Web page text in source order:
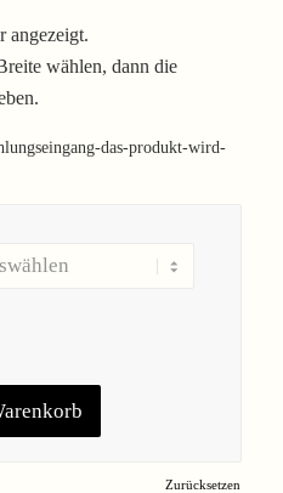
angezeigt.
wählen, dann die
das-produkt-wird-
Zurücksetzen